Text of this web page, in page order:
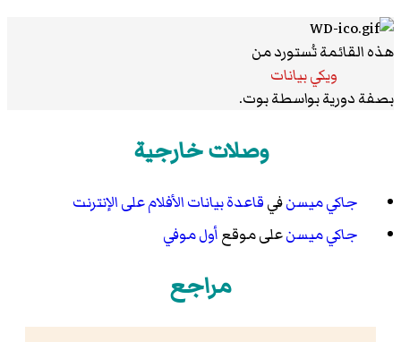
هذه القائمة تُستورد من
ويكي بيانات
بصفة دورية بواسطة بوت.
وصلات خارجية
جاكي ميسنفيقاعدة بيانات الأفلام على الإنترنت
جاكي ميسنعلى موقعأول موفي
مراجع